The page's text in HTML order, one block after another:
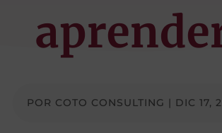
POR COTO CONSULTING | DIC 17,